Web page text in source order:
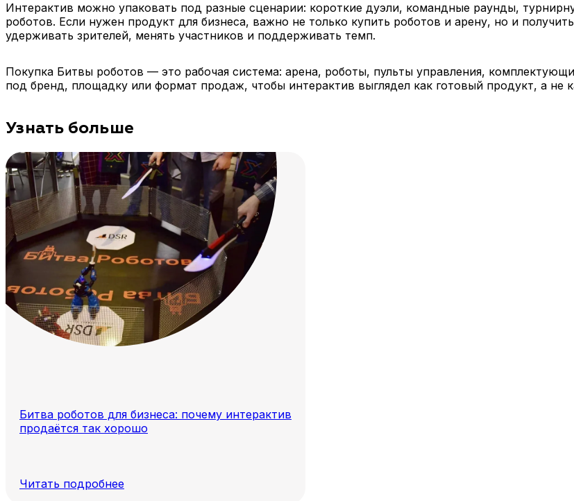
Интерактив можно упаковать под разные сценарии: короткие дуэли, командные раунды,
роботов. Если нужен продукт для бизнеса, важно не только купить роботов и арену, но и
удерживать зрителей, менять участников и поддерживать темп.
Покупка Битвы роботов — это рабочая система: арена, роботы, пульты управления,
под бренд, площадку или формат продаж, чтобы интерактив выглядел как готовый продукт, а не
Узнать больше
Битва роботов для бизнеса: почему интерактив
продаётся так хорошо
Читать подробнее